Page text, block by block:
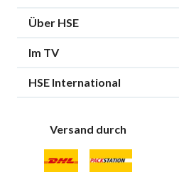
Über HSE
Im TV
HSE International
Versand durch